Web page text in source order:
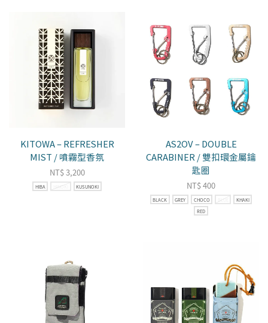
KITOWA – REFRESHER
MIST / 噴霧型香氛
NT$3,200
HIBA HINOKI KUSUNOKI
AS2OV – DOUBLE
CARABINER / 雙扣環金屬鑰
匙圈
NT$400
BLACK GREY CHOCO BLUE
KHAKI
RED